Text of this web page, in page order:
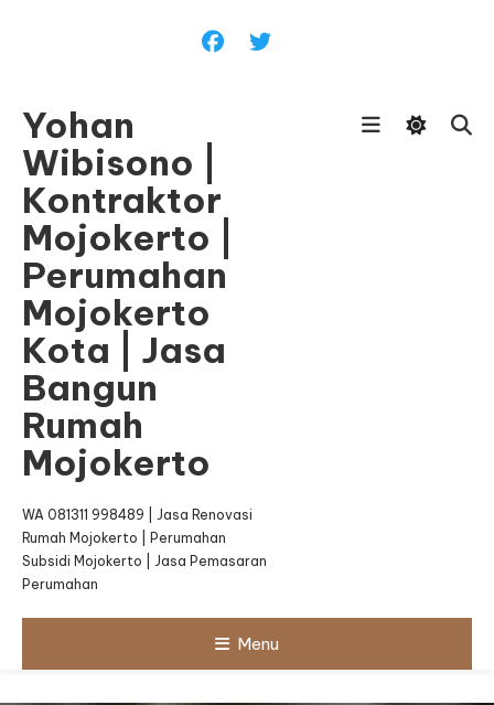
Yohan
Wibisono |
Kontraktor
Mojokerto |
Perumahan
Mojokerto
Kota | Jasa
Bangun
Rumah
Mojokerto
WA 081311 998489 | Jasa Renovasi
Rumah Mojokerto | Perumahan
Subsidi Mojokerto | Jasa Pemasaran
Perumahan
Menu